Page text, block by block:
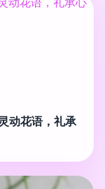
动花语，礼承